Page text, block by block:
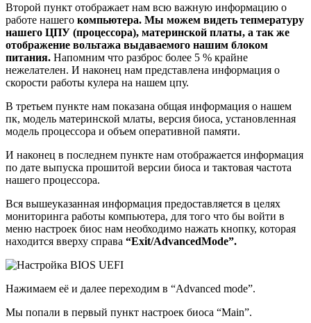
Второй пункт отображает нам всю важную информацию о
работе нашего компьютера. Мы можем видеть тепмературу
нашего ЦПУ (процессора), материнской платы, а так же
отображение вольтажа выдаваемого нашим блоком
питания. Напомним что разброс более 5 % крайне
нежелателен. И наконец нам представлена информация о
скорости работы кулера на нашем цпу.
В третьем пункте нам показана общая информация о нашем
пк, модель материнской млаты, версия биоса, установленная
модель процессора и объем оперативной памяти.
И наконец в последнем пункте нам отображается информация
по дате выпуска прошитой версии биоса и тактовая частота
нашего процессора.
Вся вышеуказанная информация предоставляется в целях
мониторинга работы компьютера, для того что бы войти в
меню настроек биос нам необходимо нажать кнопку, которая
находится вверху справа “Exit/AdvancedMode”.
Нажимаем её и далее переходим в “Advanced mode”.
Мы попали в первый пункт настроек биоса “Main”.